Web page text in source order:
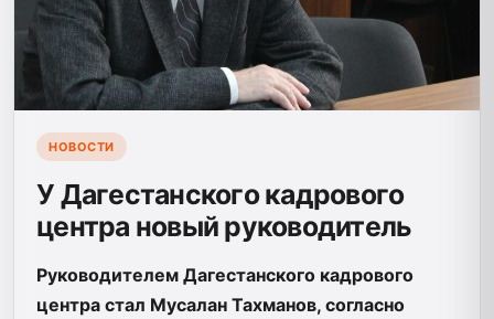
НОВОСТИ
У Дагестанского кадрового
центра новый руководитель
Руководителем Дагестанского кадрового
центра стал Мусалан Тахманов, согласно